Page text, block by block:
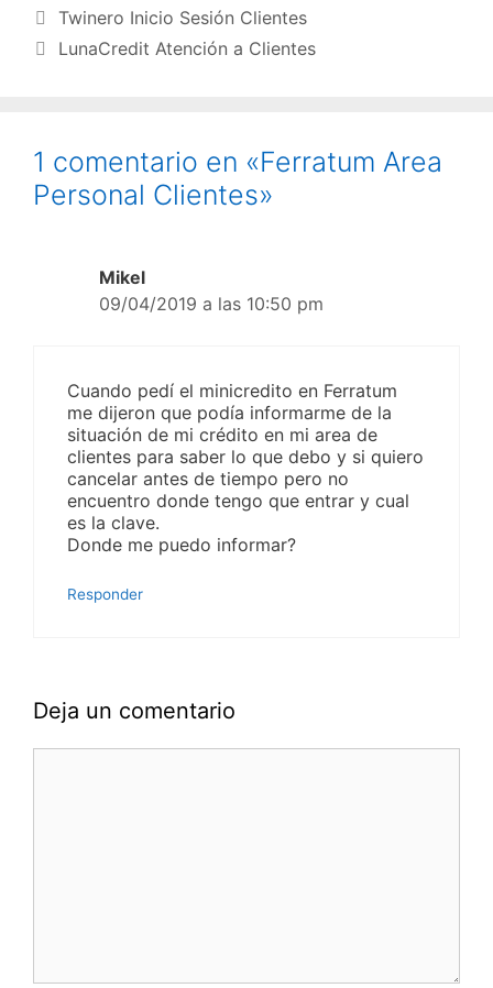
Twinero Inicio Sesión Clientes
LunaCredit Atención a Clientes
1 comentario en «Ferratum Area
Personal Clientes»
Mikel
09/04/2019 a las 10:50 pm
Cuando pedí el minicredito en Ferratum
me dijeron que podía informarme de la
situación de mi crédito en mi area de
clientes para saber lo que debo y si quiero
cancelar antes de tiempo pero no
encuentro donde tengo que entrar y cual
es la clave.
Donde me puedo informar?
Responder
Deja un comentario